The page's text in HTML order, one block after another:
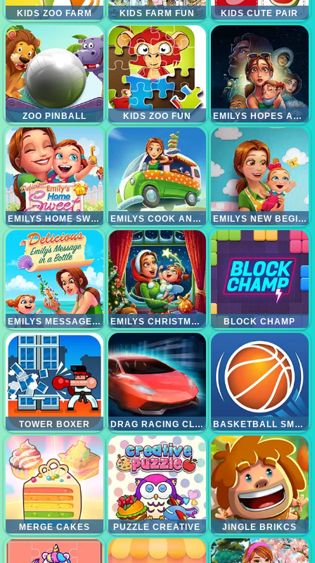
KIDS ZOO FARM KIDS FARM FUN KIDS CUTE PAIR
ZOO PINBALL KIDS ZOO FUN EMILYS HOPES AND FEARS
EMILYS HOME SWEET HOME EMILYS COOK AND GO EMILYS NEW BEGINNING
EMILYS MESSAGE IN A BOTTLE EMILYS CHRISTMAS CAROL BLOCK CHAMP
TOWER BOXER DRAG RACING CLUB BASKETBALL SMASH
MERGE CAKES PUZZLE CREATIVE JINGLE BRIKCS